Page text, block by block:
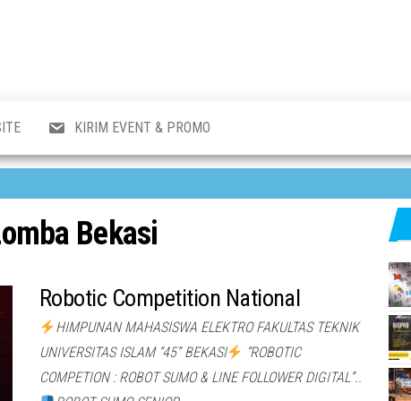
&
KIRIM EVENT & PROMO
Bekasi
Robotic Competition National
HIMPUNAN MAHASISWA ELEKTRO FAKULTAS TEKNIK
UNIVERSITAS ISLAM “45” BEKASI
“ROBOTIC
COMPETION : ROBOT SUMO & LINE FOLLOWER DIGITAL”..